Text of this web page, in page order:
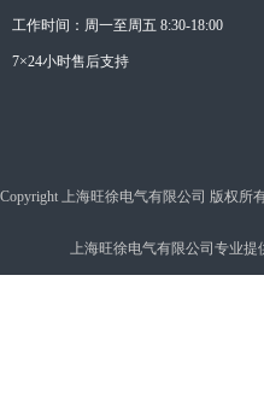
工作时间：周一至周五 8:30-18:00
7×24小时售后支持
Copyright 上海旺徐电气有限公司 版权所
上海旺徐电气有限公司专业提